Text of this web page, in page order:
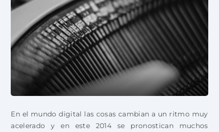
En el mundo digital las cosas cambian a un ritmo muy
acelerado y en este 2014 se pronostican muchos